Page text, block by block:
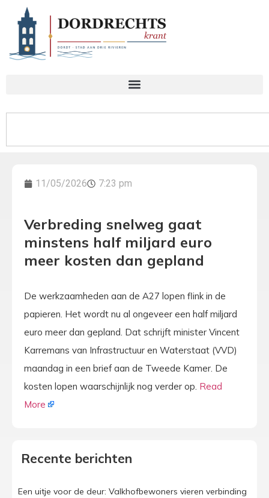
11/05/2026 7:23 pm
Verbreding snelweg gaat
minstens half miljard euro
meer kosten dan gepland
De werkzaamheden aan de A27 lopen flink in de
papieren. Het wordt nu al ongeveer een half miljard
euro meer dan gepland. Dat schrijft minister Vincent
Karremans van Infrastructuur en Waterstaat (VVD)
maandag in een brief aan de Tweede Kamer. De
kosten lopen waarschijnlijk nog verder op. Read
More
Recente berichten
Een uitje voor de deur: Valkhofbewoners vieren verbinding